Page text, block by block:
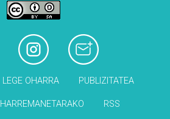
LEGE OHARRA PUBLIZITATEA
HARREMANETARAKO RSS